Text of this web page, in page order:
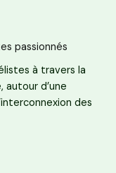
passionnés
à travers la
autour d’une
des